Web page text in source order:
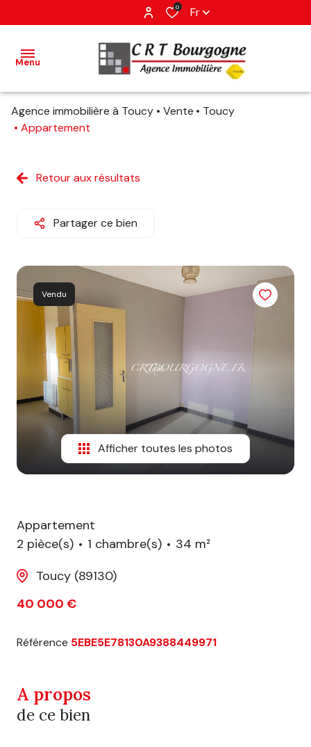
0 Fr
Menu
accueil
contact
vendus
Agence immobilière à Toucy Vente
Toucy
Appartement
Retour aux résultats
Partager ce bien
Vendu
Afficher toutes les photos
Appartement
2 pièce(s)
1 chambre(s)
34 m²
Toucy (89130)
40 000 €
Référence 5EBE5E78130A9388449971
A propos
de ce bien